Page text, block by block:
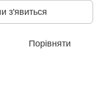
з'явиться
Порівняти